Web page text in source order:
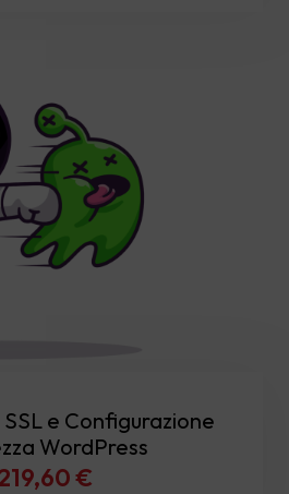
e Configurazione
WordPress
€